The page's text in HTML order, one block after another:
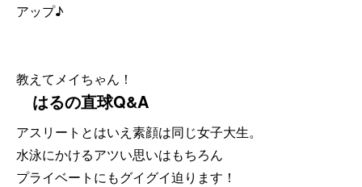
アップ♪
教えてメイちゃん！
はるの直球Q&A
アスリートとはいえ素顔は同じ女子大生。
水泳にかけるアツい思いはもちろん
プライベートにもグイグイ迫ります！